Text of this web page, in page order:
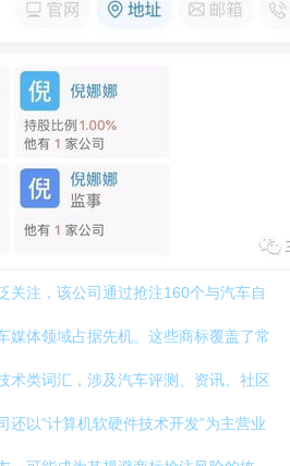
关注，该公司通过抢注160个与汽车自
媒体领域占据先机。这些商标覆盖了常
术类词汇，涉及汽车评测、资讯、社区
还以“计算机软硬件技术开发”为主营业